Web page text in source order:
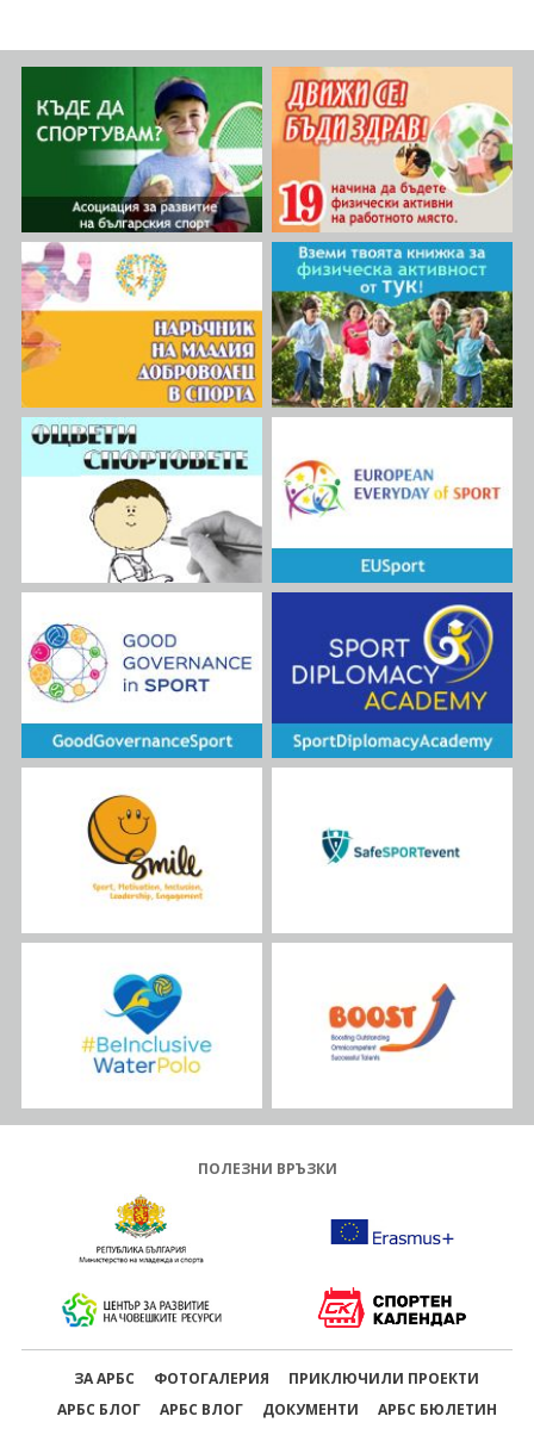
ПОЛЕЗНИ ВРЪЗКИ
ЗА АРБС ФОТОГАЛЕРИЯ
ПРИКЛЮЧИЛИ ПРОЕКТИ
АРБС БЛОГ
АРБС ВЛОГ ДОКУМЕНТИ
АРБС БЮЛЕТИН